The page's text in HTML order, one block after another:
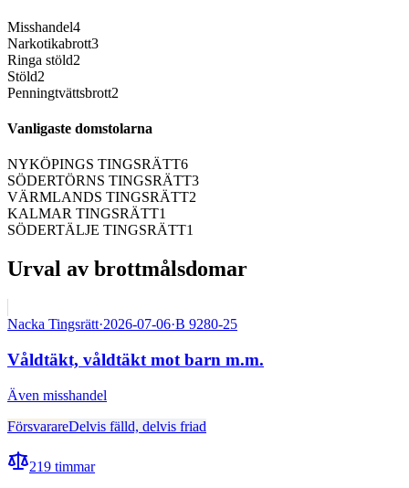
Misshandel4
Narkotikabrott3
Ringa stöld2
Stöld2
Penningtvättsbrott2
Vanligaste domstolarna
NYKÖPINGS TINGSRÄTT6
SÖDERTÖRNS TINGSRÄTT3
VÄRMLANDS TINGSRÄTT2
KALMAR TINGSRÄTT1
SÖDERTÄLJE TINGSRÄTT1
Urval av brottmålsdomar
Nacka Tingsrätt·2026-07-06·B 9280-25
Våldtäkt, våldtäkt mot barn m.m.
Även misshandel
FörsvarareDelvis fälld, delvis friad
219 timmar